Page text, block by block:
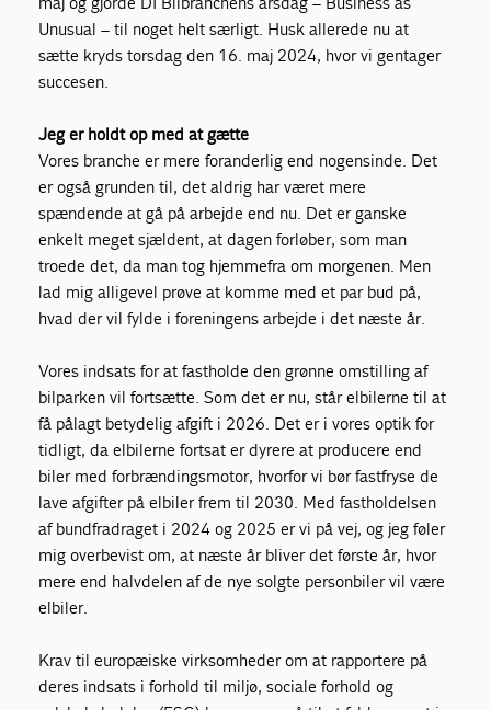
Unusual – til noget helt særligt. Husk allerede nu at
sætte kryds torsdag den 16. maj 2024, hvor vi gentager
succesen.
Jeg er holdt op med at gætte
Vores branche er mere foranderlig end nogensinde. Det
er også grunden til, det aldrig har været mere
spændende at gå på arbejde end nu. Det er ganske
enkelt meget sjældent, at dagen forløber, som man
troede det, da man tog hjemmefra om morgenen. Men
lad mig alligevel prøve at komme med et par bud på,
hvad der vil fylde i foreningens arbejde i det næste år.
Vores indsats for at fastholde den grønne omstilling af
bilparken vil fortsætte. Som det er nu, står elbilerne til at
få pålagt betydelig afgift i 2026. Det er i vores optik for
tidligt, da elbilerne fortsat er dyrere at producere end
biler med forbrændingsmotor, hvorfor vi bør fastfryse de
lave afgifter på elbiler frem til 2030. Med fastholdelsen
af bundfradraget i 2024 og 2025 er vi på vej, og jeg føler
mig overbevist om, at næste år bliver det første år, hvor
mere end halvdelen af de nye solgte personbiler vil være
elbiler.
Krav til europæiske virksomheder om at rapportere på
deres indsats i forhold til miljø, sociale forhold og